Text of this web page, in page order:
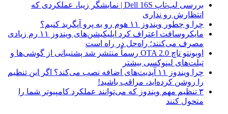
بررسی لپ‌تاپ Dell 16S | نمایشگر زیبا، عملکردی که
انتظارش رو نداری
چرا و چطور ویندوز ۱۱ هوم رو به پرو آپگرید کنیم؟
مایکروسافت اعتراف کرد اپلیکیشن‌های ویندوز ۱۱ رم زیادی
مصرف می‌کنند؛ راه‌حل در راه است
اوبونتو تاچ OTA 2.0 رسماً منتشر شد پشتیبانی از گوشی‌ها و
تبلت‌های لینوکسی بیشتر
چرا ویندوز ۱۱ آپدیت‌های اضافه نصب می‌کند؟ اگر این تنظیم
را روشن کرده‌اید، مراقب باشید!
۳ تنظیم مهم ویندوز که می‌توانند عملکرد کامپیوتر شما را
متحول کنند